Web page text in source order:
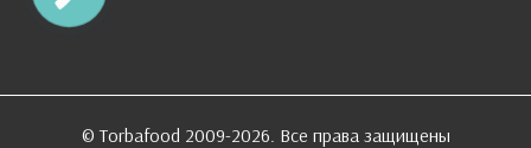
© Torbafood 2009-2026. Все права защищены